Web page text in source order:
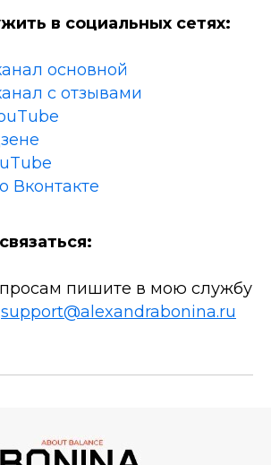
в социальных сетях:
основной
с отзывами
Вконтакте
пишите в мою службу
support@alexandrabonina.ru